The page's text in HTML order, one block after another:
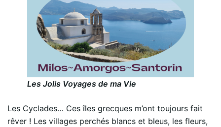
Les Jolis Voyages de ma Vie
Les Cyclades… Ces îles grecques m’ont toujours fait
rêver ! Les villages perchés blancs et bleus, les fleurs,